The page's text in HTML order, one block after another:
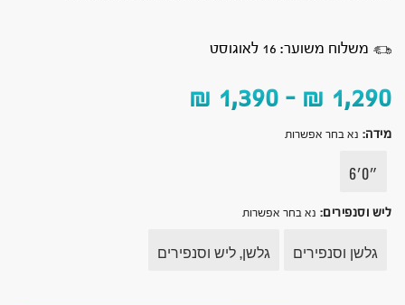
משלוח משוער: 16 לאוגוסט
₪ 1,290
–
₪ 1,390
מידה: נא בחר אפשרות
״0׳6
ליש וסנפירים: נא בחר אפשרות
גלשן וסנפירים גלשן, ליש וסנפירים